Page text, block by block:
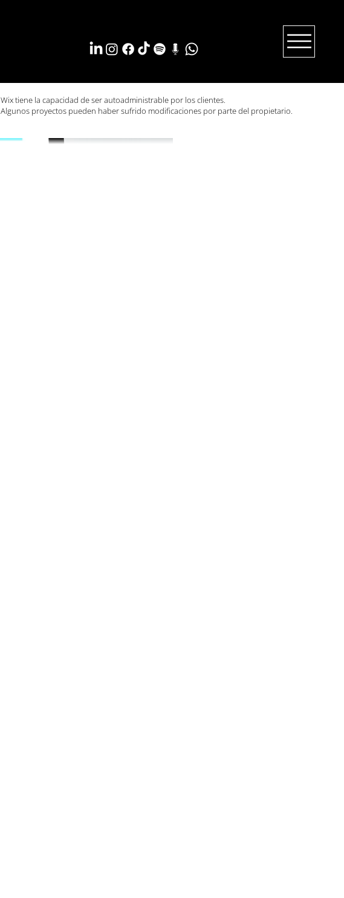
Wix tiene la capacidad de ser autoadministrable por los clientes.
Algunos proyectos pueden haber sufrido modificaciones por parte del propietario.